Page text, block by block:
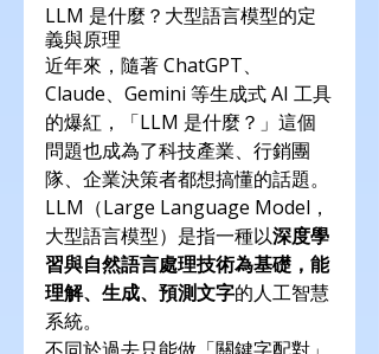
LLM 是什麼？大型語言模型的定
義與原理
近年來，隨著 ChatGPT、
Claude、Gemini 等生成式 AI 工具
的爆紅，「LLM 是什麼？」這個
問題也成為了科技產業、行銷團
隊、企業決策者都想搞懂的話題。
LLM（Large Language Model，
大型語言模型）是指一種以深度學
習與自然語言處理技術為基礎，能
理解、生成、預測文字的人工智慧
系統。